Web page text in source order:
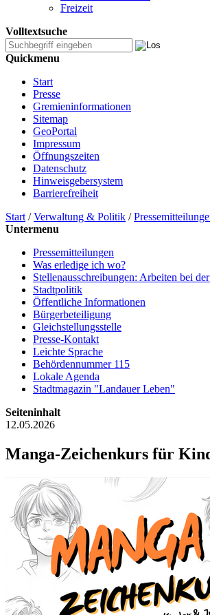
Freizeit
Volltextsuche
Quickmenu
Start
Presse
Gremieninformationen
Sitemap
GeoPortal
Impressum
Öffnungszeiten
Datenschutz
Hinweisgebersystem
Barrierefreiheit
Start /Verwaltung & Politik /
Untermenu
Pressemitteilungen
Was erledige ich wo?
Stellenausschreibungen: Arbeiten bei
Stadtpolitik
Öffentliche Informationen
Bürgerbeteiligung
Gleichstellungsstelle
Presse-Kontakt
Leichte Sprache
Behördennummer 115
Lokale Agenda
Stadtmagazin "Landauer Leben"
Seiteninhalt
12.05.2026
Manga-Zeichenkurs für